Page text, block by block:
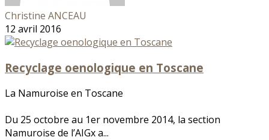
Christine ANCEAU
12 avril 2016
Recyclage oenologique en Toscane
La Namuroise en Toscane
Du 25 octobre au 1er novembre 2014, la section
Namuroise de l’AIGx a...